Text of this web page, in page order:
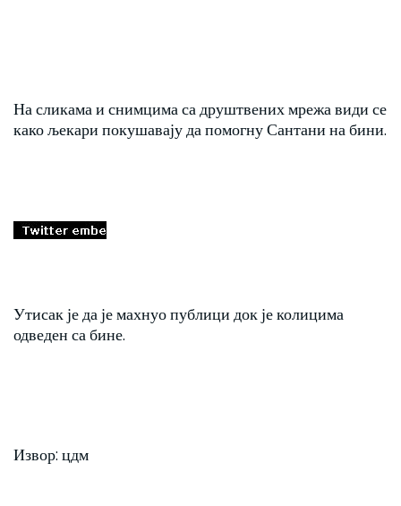
На сликама и снимцима са друштвених мрежа види се
како љекари покушавају да помогну Сантани на бини.
Утисак је да је махнуо публици док је колицима
одведен са бине.
Извор: цдм